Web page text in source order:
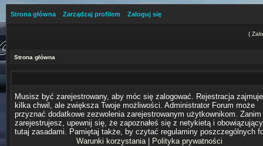
Strona główna Zarządzaj profilem Zaloguj się
(
Strona główna
Musisz być zarejestrowany, aby móc się zalogować. Rejestracja
kilka chwil, ale zwiększa Twoje możliwości. Administrator Forum może
przyznać dodatkowe zezwolenia zarejestrowanym użytkownikom.
zarejestrujesz, upewnij się, że zapoznałeś się z netykietą i
tutaj zasadami. Pamiętaj także, by czytać regulaminy poszczególnych
Warunki korzystania| Polityka prywatności